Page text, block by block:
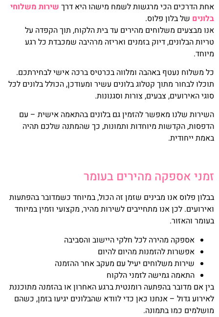
אחת הדרכים הכי מרגשות לשמח מישהו היא דרך שירות משלוחי
בלונים של בלון פלוס.
אנו מבצעים משלוחים מהירים עד בית הלקוח, תוך הקפדה על
טריות הבלונים, דיוק בזמנים ואריזה מרהיבה שמכבדת כל רגע
מיוחד.
כל משלוח נעטף באהבה ומלווה בכרטיס ברכה אישי לבחירתכם.
תוכלו לבחור מתוך קטלוג בלונים עשיר ומעודכן, הכולל בלונים לכל
סוגי האירועים, צבעים, צורות וסגנונות.
השירות שלנו מאפשר להזמין גם בלונים בהתאמה אישית – עם
הדפסות, הקדשות מיוחדות ותמונות, כך שהמתנה שלכם תהיה
באמת ייחודית.
זמני אספקה מהירים בעומר
בבלון פלוס אנו מבינים שזמן זה הכול, במיוחד כשמדובר בהפתעות
ואירועים. לכן אנו מתחייבים לשירות מהיר, מקצועי וזמין במיוחד
בעומר והאזור.
אספקה מהירה לכל חלקי היישוב והסביבה
אפשרות להזמנות מהיום להיום
שירות משלוחים יעיל עם מעקב אחר ההזמנה
התאמה גמישה לזמני הלקוח
בין אם מדובר בהפתעה רומנטית ברגע האחרון או בהזמנה מתוכננת
לאירוע גדול – אנחנו כאן כדי לוודא שהבלונים יגיעו בזמן, כשהם
מושלמים כמו בתמונה.